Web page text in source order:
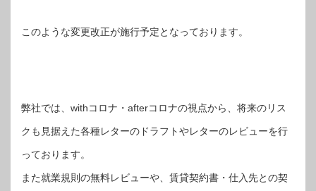
このような変更改正が施行予定となっております。
弊社では、withコロナ・afterコロナの視点から、将来のリス
クも見据えた各種レターのドラフトやレターのレビューを行
っております。
また就業規則の無料レビューや、賃貸契約書・仕入先との契